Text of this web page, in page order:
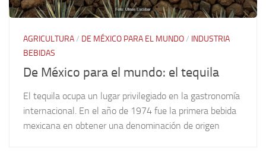
AGRICULTURA/ DE MÉXICO PARA EL MUNDO/ INDUSTRIA
BEBIDAS
De México para el mundo: el tequila
El tequila ocupa un lugar privilegiado en la gastronomía
internacional. En el año de 1974 fue la primera bebida
mexicana en obtener una denominación de origen